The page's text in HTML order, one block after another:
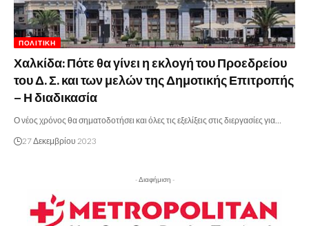
ΠΟΛΙΤΙΚΉ
Χαλκίδα: Πότε θα γίνει η εκλογή του Προεδρείου
του Δ. Σ. και των μελών της Δημοτικής Επιτροπής
– Η διαδικασία
Ο νέος χρόνος θα σηματοδοτήσει και όλες τις εξελίξεις στις διεργασίες για…
27 Δεκεμβρίου 2023
- Διαφήμιση -